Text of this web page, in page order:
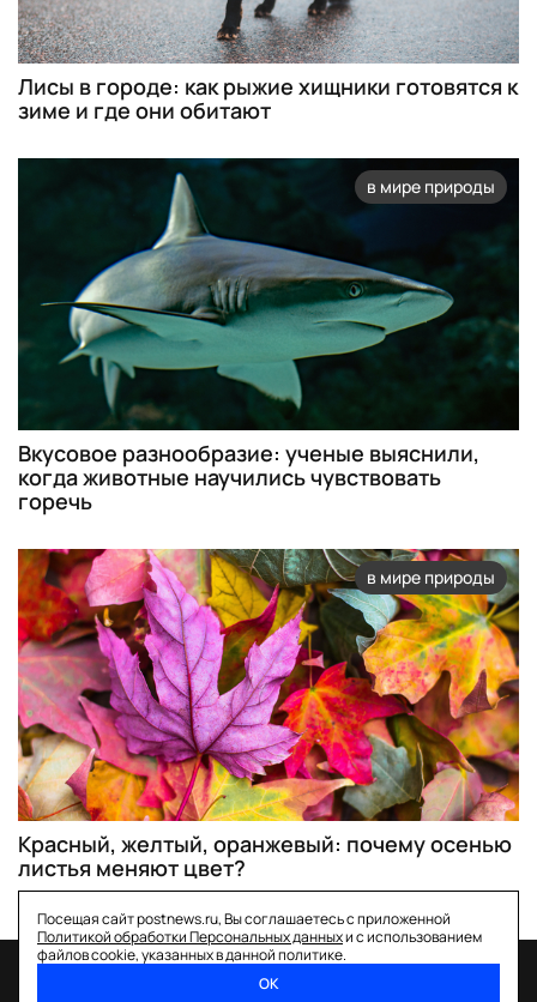
Лисы в городе: как рыжие хищники готовятся к
зиме и где они обитают
в мире природы
Вкусовое разнообразие: ученые выяснили,
когда животные научились чувствовать
горечь
в мире природы
Красный, желтый, оранжевый: почему осенью
листья меняют цвет?
Посещая сайт postnews.ru, Вы соглашаетесь с приложенной
Политикой обработки Персональных данныхи с использованием
файлов cookie, указанных в данной политике.
ОК